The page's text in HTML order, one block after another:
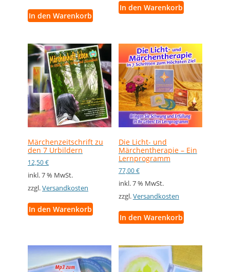
In den Warenkorb
In den Warenkorb
Märchenzeitschrift zu
den 7 Urbildern
12,50€
inkl. 7 % MwSt.
zzgl.Versandkosten
In den Warenkorb
Die Licht- und
Märchentherapie – Ein
Lernprogramm
77,00€
inkl. 7 % MwSt.
zzgl.Versandkosten
In den Warenkorb